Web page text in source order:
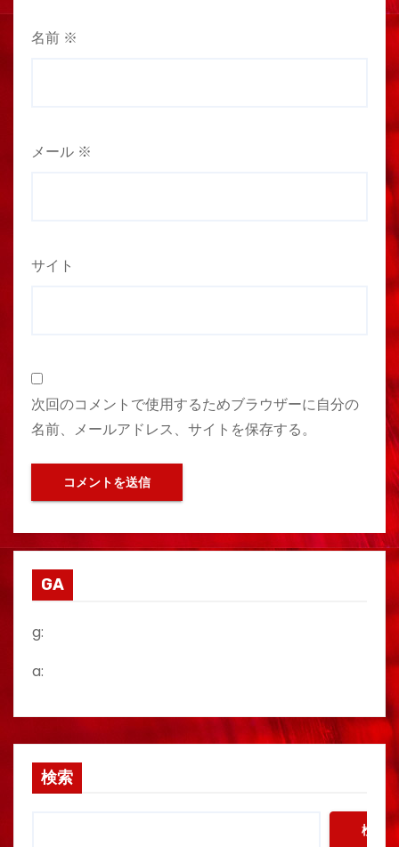
名前 ※
メール ※
サイト
次回のコメントで使用するためブラウザーに自分の
名前、メールアドレス、サイトを保存する。
GA
g:
a:
検索
検